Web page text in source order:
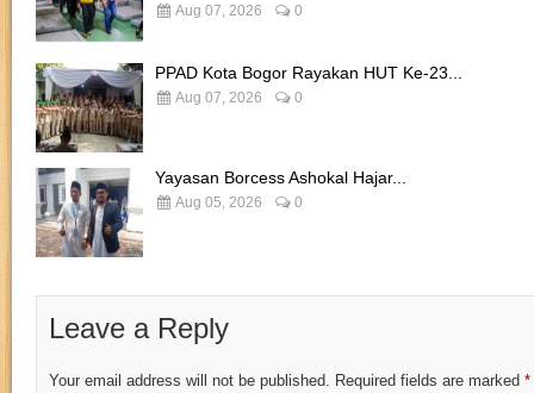
Aug 07, 2026 0
PPAD Kota Bogor Rayakan HUT Ke-23...
Aug 07, 2026 0
Yayasan Borcess Ashokal Hajar...
Aug 05, 2026 0
Leave a Reply
Your email address will not be published. Required fields are marked *